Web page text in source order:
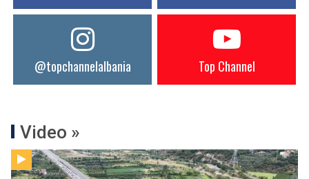
@topchannelalbania Top Channel
Video »